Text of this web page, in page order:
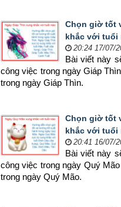
Chọn giờ tốt
khắc với tuổi
20:24 17/07/
Bài viết này
công việc trong ngày Giáp
trong ngày Giáp Thìn.
Chọn giờ tốt
khắc với tuổi
20:41 16/07/
Bài viết này
công việc trong ngày Quý
trong ngày Quý Mão.